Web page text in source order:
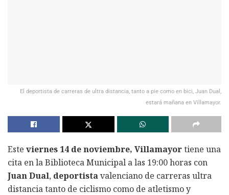
El deportista de carreras de ultra distancia, tanto a pie como en bici, Juan Dual,
estará mañana en Villamayor.
Este viernes 14 de noviembre, Villamayortiene una
cita en la Biblioteca Municipal a las 19:00 horas con
Juan Dual, deportistavalenciano de carreras ultra
distancia tanto de ciclismo como de atletismo y